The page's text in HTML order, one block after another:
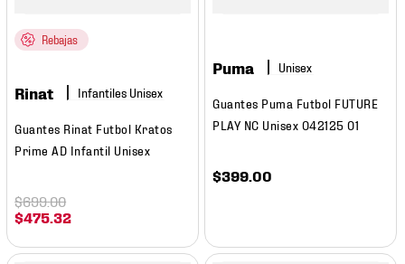
Rebajas
Rinat
Guantes Rinat Futbol Kratos
Prime AD Infantil Unisex
$475 .32
$699.00
Puma
Guantes Puma Futbol FUTURE
PLAY NC Unisex 042125 01
$399 .00